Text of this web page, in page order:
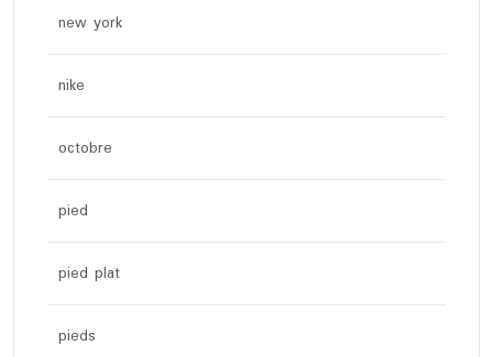
new york
nike
octobre
pied
pied plat
pieds